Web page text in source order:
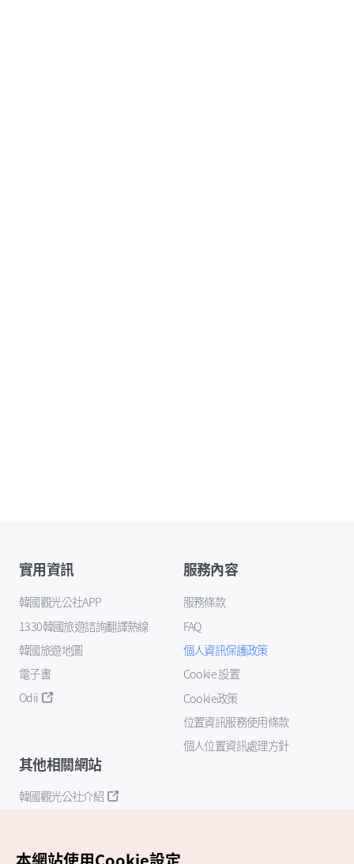
實用資訊
韓國觀光公社APP
1330韓國旅遊諮詢翻譯熱線
韓國旅遊地圖
電子書
Odii
服務內容
服務條款
FAQ
個人資訊保護政策
Cookie 設置
Cookie政策
位置資訊服務使用條款
個人位置資訊處理方針
其他相關網站
韓國觀光公社介紹